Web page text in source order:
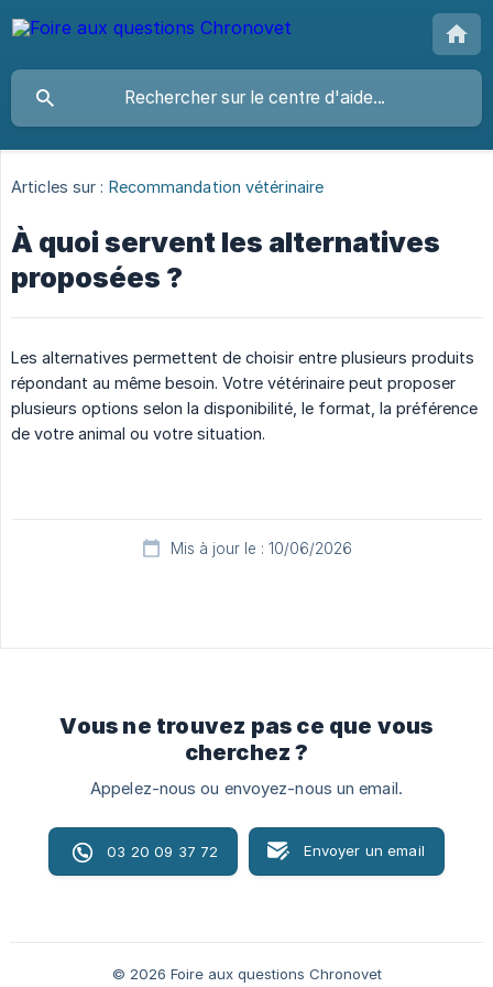
Articles sur : Recommandation vétérinaire
À quoi servent les alternatives
proposées ?
Les alternatives permettent de choisir entre plusieurs produits
répondant au même besoin. Votre vétérinaire peut proposer
plusieurs options selon la disponibilité, le format, la préférence
de votre animal ou votre situation.
Mis à jour le : 10/06/2026
Vous ne trouvez pas ce que vous
cherchez ?
Appelez-nous ou envoyez-nous un email.
03 20 09 37 72 Envoyer un email
© 2026 Foire aux questions Chronovet